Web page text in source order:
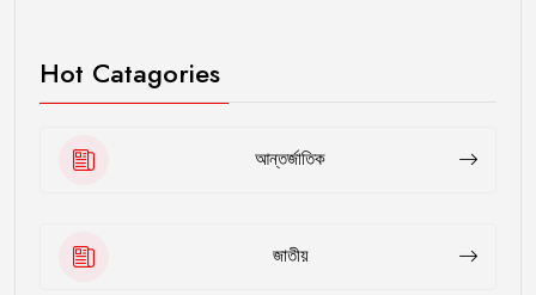
Hot Catagories
আন্তর্জাতিক
জাতীয়